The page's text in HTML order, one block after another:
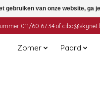
011/60.67.34 of
Zomer Paard
gebruiken van onze website, ga